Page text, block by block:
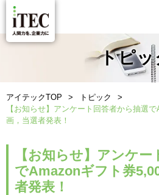
トピッ
アイテックTOP
トピック
【お知らせ】アンケート回答者から抽選
画，当選者発表！
【お知らせ】アンケ
でAmazonギフト券
者発表！